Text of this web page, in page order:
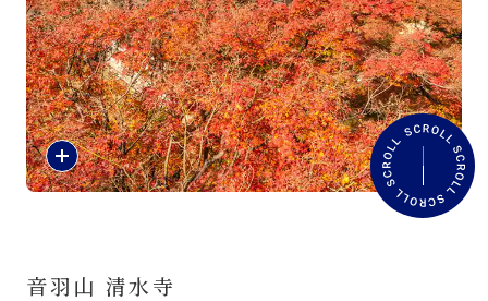
旅のお役立ち情報
ANA サービス
閉じる
紹
介
文
を
音羽山 清水寺